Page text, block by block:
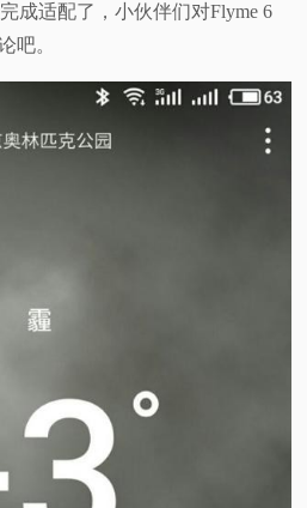
成适配了，小伙伴们对Flyme 6
吧。